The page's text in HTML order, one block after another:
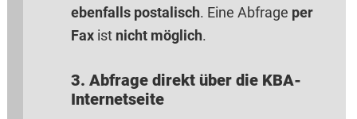
ebenfalls postalisch. Eine Abfrage per
Faxist nicht möglich.
3. Abfrage direkt über die KBA-
Internetseite